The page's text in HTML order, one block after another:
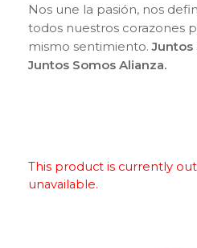
Nos une la pasión, nos
todos nuestros corazones
mismo sentimiento.Juntos
Juntos Somos Alianza.
This product is currently
unavailable.